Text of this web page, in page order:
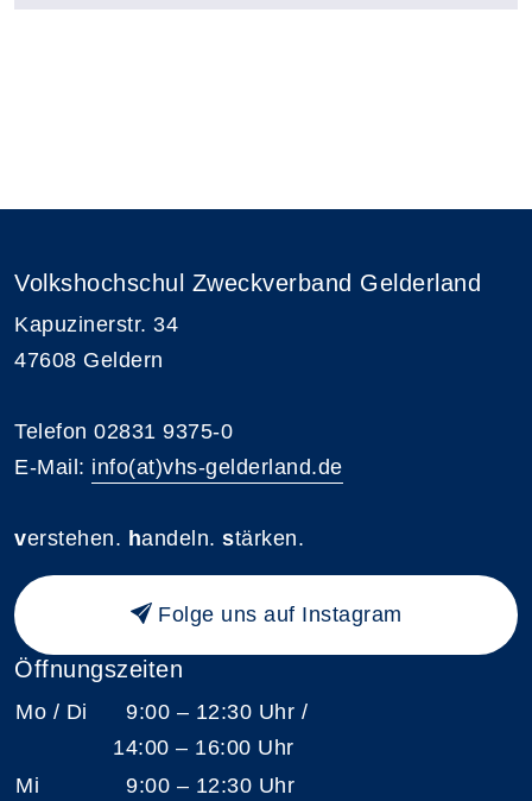
Volkshochschul Zweckverband Gelderland
Kapuzinerstr. 34
47608 Geldern
Telefon 02831 9375-0
E-Mail: info(at)vhs-gelderland.de
verstehen. handeln. stärken.
Folge uns auf Instagram
Öffnungszeiten
Mo / Di
9:00 – 12:30 Uhr /
14:00 – 16:00 Uhr
Mi
9:00 – 12:30 Uhr